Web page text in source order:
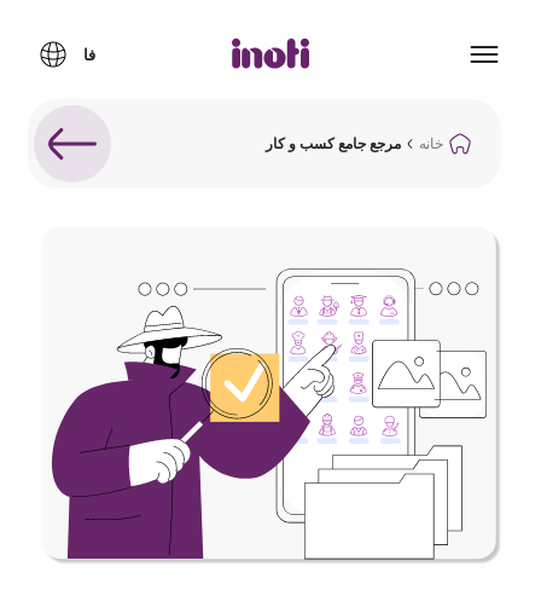
خانه مرجع جامع کسب و کار